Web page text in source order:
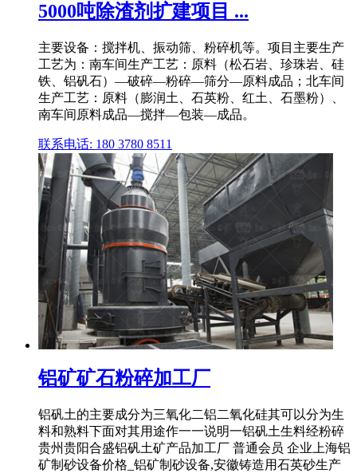
5000吨除渣剂扩建项目 ...
主要设备：搅拌机、振动筛、粉碎机等。项目主要生产
工艺为：南车间生产工艺：原料（松石岩、珍珠岩、硅
铁、铝矾石）—破碎—粉碎—筛分—原料成品；北车间
生产工艺：原料（膨润土、石英粉、红土、石墨粉）、
南车间原料成品—搅拌—包装—成品。
联系电话: 180 3780 8511
铝矿矿石粉碎加工厂
铝矾土的主要成分为三氧化二铝二氧化硅其可以分为生
料和熟料下面对其用途作一一说明一铝矾土生料经粉碎
贵州贵阳合盛铝矾土矿产品加工厂 普通会员 企业上海铝
矿制砂设备价格_铝矿制砂设备,安徽铸造用石英砂生产